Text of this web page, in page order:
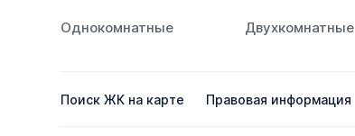
Однокомнатные Двухкомнатные
Поиск ЖК на карте Правовая информация